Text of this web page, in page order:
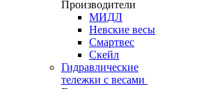
Производители
МИДЛ
Невские весы
Смартвес
Скейл
Гидравлические
тележки с весами